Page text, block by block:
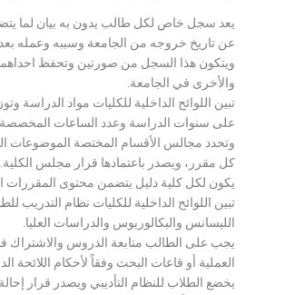
يعد سجل خاص لكل طالب يدون به بيان لما
عن تاريخ خروجه من الجامعة وسببه وعمله بعد
ويتكون هذا السجل من صورتين وتحفظ
والأخرى في الجامعة.
تبين اللوائح الداخلية للكليات مواد الدراسة
على سنوات الدراسة وعدد الساعات
وتحدد مجالس الأقسام المختصة الموضوعات
كل مقرر، ويصدر باعتمادها قرار مجلس الكلية.
يكون لكل كلية دليل يتضمن محتوى المقررات
تبين اللوائح الداخلية للكليات نظام التدريب
الليسانس والبكالوريوس والدراسات العليا.
يجب على الطالب متابعة الدروس والاشتراك
العملية أو قاعات البحث وفقاً لأحكام اللائحة
يخضع الطلاب للنظام التأديبي ويصدر قرار